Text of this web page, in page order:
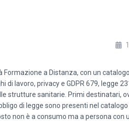
a Distanza, con un
lavoro, privacy e GDPR 679, legge
strutture sanitarie. Primi destinatari,
di legge sono presenti nel
non è a consumo ma a persona con